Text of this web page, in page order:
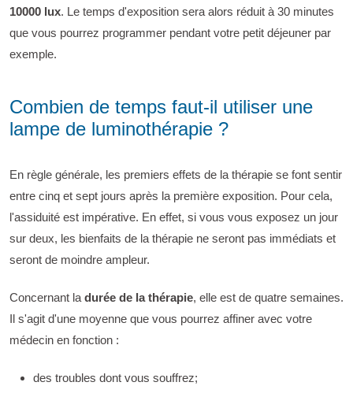
10000 lux. Le temps d'exposition sera alors réduit à 30 minutes
que vous pourrez programmer pendant votre petit déjeuner par
exemple.
Combien de temps faut-il utiliser une
lampe de luminothérapie ?
En règle générale, les premiers effets de la thérapie se font sentir
entre cinq et sept jours après la première exposition. Pour cela,
l'assiduité est impérative. En effet, si vous vous exposez un jour
sur deux, les bienfaits de la thérapie ne seront pas immédiats et
seront de moindre ampleur.
Concernant la durée de la thérapie, elle est de quatre semaines.
Il s'agit d'une moyenne que vous pourrez affiner avec votre
médecin en fonction :
des troubles dont vous souffrez;